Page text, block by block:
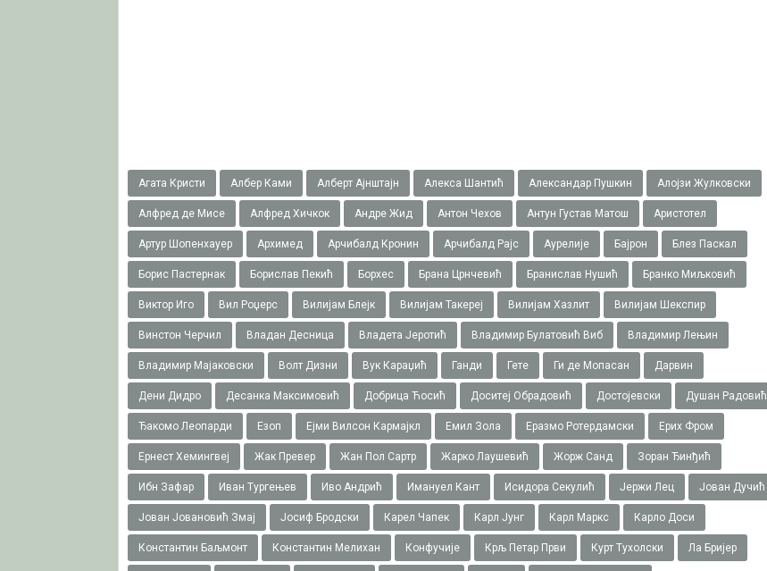
Агата Кристи Албер Ками Алберт Ајнштајн Алекса Шантић Александар Пушкин Алојзи Жулковски
Алфред де Мисе Алфред Хичкок Андре Жид Антон Чехов Антун Густав Матош Аристотел
Артур Шопенхауер Архимед Арчибалд Кронин Арчибалд Рајс Аурелије Бајрон Блез Паскал
Борис Пастернак Борислав Пекић Борхес Брана Црнчевић Бранислав Нушић Бранко Миљковић
Виктор Иго Вил Роџерс Вилијам Блејк Вилијам Такереj Вилијам Хазлит Вилијам Шекспир
Винстон Черчил Владан Десница Владета Јеротић Владимир Булатовић Виб Владимир Лењин
Владимир Мајаковски Волт Дизни Вук Караџић Ганди Гете Ги де Мопасан Дарвин
Дени Дидро Десанка Максимовић Добрица Ћосић Доситеј Обрадовић Достојевски Душан Радовић
Ђакомо Леопарди Езоп Ејми Вилсон Кармајкл Емил Зола Еразмо Ротердамски Ерих Фром
Ернест Хемингвеј Жак Превер Жан Пол Сартр Жарко Лаушевић Жорж Санд Зоран Ђинђић
Ибн Зафар Иван Тургењев Иво Андрић Имануел Кант Исидора Секулић Јержи Лец Јован Дучић
Јован Јовановић Змај Јосиф Бродски Карел Чапек Карл Јунг Карл Маркс Карло Доси
Константин Баљмонт Константин Мелихан Конфучије Крљ Петар Први Курт Тухолски Ла Бријер